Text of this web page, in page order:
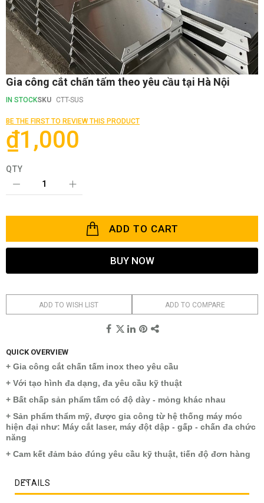
Skip
to
the
of
the
images
gallery
Gia công cắt chấn tấm theo yêu cầu tại Hà Nội
IN STOCKSKU CTT-SUS
BE THE FIRST TO REVIEW THIS PRODUCT
₫1,000
QTY
ADD TO CART
BUY NOW
ADD TO WISH LIST ADD TO COMPARE
QUICK OVERVIEW
+ Gia công cắt chấn tấm inox theo yêu cầu
+ Với tạo hình đa dạng, đa yêu cầu kỹ thuật
+ Bất chấp sản phẩm tấm có độ dày - mỏng khác nhau
+ Sản phẩm thẩm mỹ, được gia công từ hệ thống máy móc
hiện đại như: Máy cắt laser, máy đột dập - gấp - chấn đa chức
năng
+ Cam kết đảm bảo đúng yêu cầu kỹ thuật, tiến độ đơn hàng
DETAILS